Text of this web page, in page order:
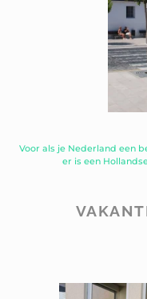
Voor als je Nederland een
er is een